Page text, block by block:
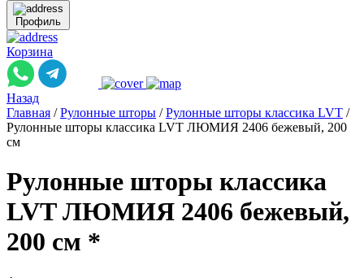
Профиль
Корзина
Назад
Главная / Рулонные шторы / Рулонные шторы классика LVT /
Рулонные шторы классика LVT ЛЮМИЯ 2406 бежевый, 200
см
Рулонные шторы классика
LVT ЛЮМИЯ 2406 бежевый,
200 см *